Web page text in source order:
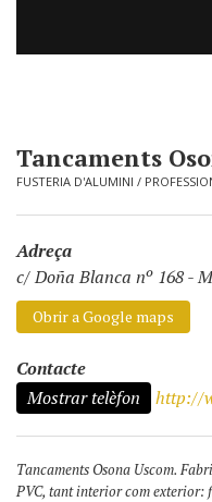
Tancaments
FUSTERIA D'ALUMINI /
Adreça
c/ Doña Blanca nº 168-
Obrir a Google maps
Contacte
Mostrar telèfon
http://
Tancaments Osona Uscom.
PVC, tant interior com exterior: